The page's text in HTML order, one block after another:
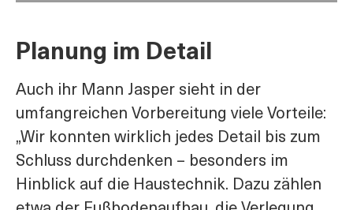
Planung im Detail
Auch ihr Mann Jasper sieht in der
umfangreichen Vorbereitung viele Vorteile:
„Wir konnten wirklich jedes Detail bis zum
Schluss durchdenken – besonders im
Hinblick auf die Haustechnik. Dazu zählen